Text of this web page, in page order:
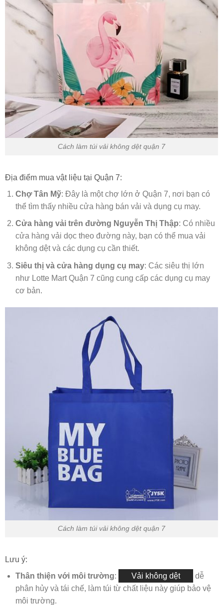
Cách làm túi vải không dệt quận 7
Địa điểm mua vật liệu tại Quận 7:
Chợ Tân Mỹ: Đây là một chợ lớn ở Quận 7, nơi bạn có
thể tìm thấy nhiều cửa hàng bán vải và dụng cụ may.
Cửa hàng vải trên đường Nguyễn Thị Thập: Có nhiều
cửa hàng vải dọc theo đường này, bạn có thể mua vải
không dệt và các dụng cụ cần thiết.
Siêu thị và cửa hàng dụng cụ may: Các siêu thị lớn
như Lotte Mart Quận 7 cũng cung cấp các dụng cụ may
cơ bản.
Cách làm túi vải không dệt quận 7
Lưu ý:
Thân thiện với môi trường: Vải không dệt
dễ
phân hủy và tái chế, làm túi từ chất liệu này giúp bảo vệ
môi trường.